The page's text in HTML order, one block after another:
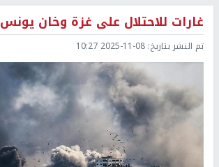
غارات للاحتلال على غزة وخان يونس
تم النشر بتاريخ: 2025-11-08 10:27